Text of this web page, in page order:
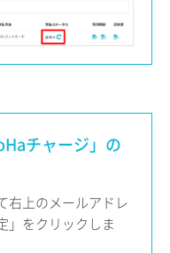
チャージ」の
右上のメールアドレ
」をクリックしま